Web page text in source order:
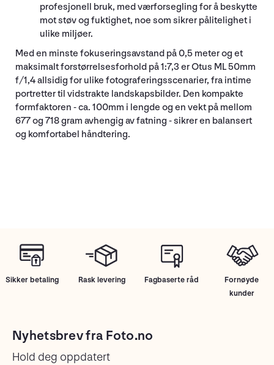
profesjonell bruk, med værforsegling for å beskytte
mot støv og fuktighet, noe som sikrer pålitelighet i
ulike miljøer.
Med en minste fokuseringsavstand på 0,5 meter og et
maksimalt forstørrelsesforhold på 1:7,3 er Otus ML 50mm
f/1,4 allsidig for ulike fotograferingsscenarier, fra intime
portretter til vidstrakte landskapsbilder. Den kompakte
formfaktoren - ca. 100mm i lengde og en vekt på mellom
677 og 718 gram avhengig av fatning - sikrer en balansert
og komfortabel håndtering.
Sikker betaling Rask levering Fagbaserte råd
Fornøyde
kunder
Nyhetsbrev fra Foto.no
Hold deg oppdatert